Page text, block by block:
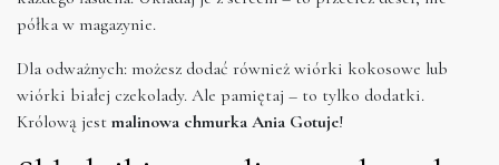
półka w magazynie.
Dla odważnych: możesz dodać również wiórki kokosowe lub
wiórki białej czekolady. Ale pamiętaj – to tylko dodatki.
Królową jest malinowa chmurka Ania Gotuje!